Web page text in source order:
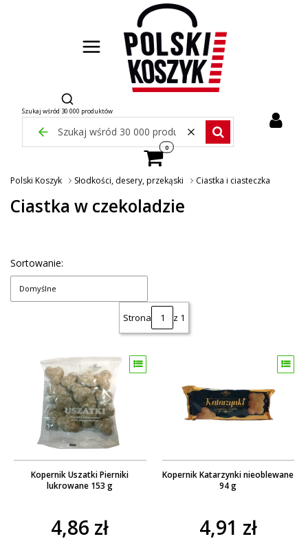
Otwórz wyszukiwarkę
Szukaj wśród 30 000 produktów
Zamknij wyszukiwarkę WyczyśćSzukaj wśród 30 000
Produkty w koszyku: 0. Zobacz
Polski Koszyk Słodkości, desery, przekąski Ciastka i ciasteczka
Ciastka w czekoladzie
Sortowanie:
Domyślne
Strona z 1
Kopernik Uszatki Pierniki
lukrowane 153 g
4,86 zł
Kopernik Katarzynki nieoblewane
94 g
4,91 zł